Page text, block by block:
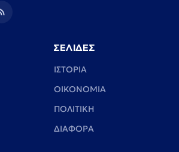
ΣΕΛΙΔΕΣ
ΙΣΤΟΡΙΑ
ΟΙΚΟΝΟΜΙΑ
ΠΟΛΙΤΙΚΗ
ΔΙΑΦΟΡΑ